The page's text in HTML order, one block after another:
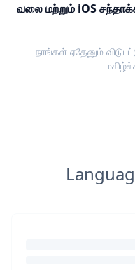
வலை மற்றும் iOS
நாங்கள் ஏதேனும்